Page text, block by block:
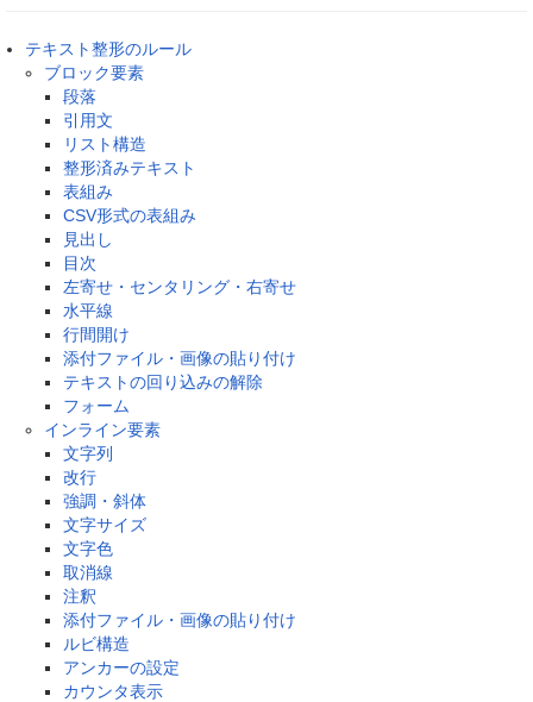
テキスト整形のルール
ブロック要素
段落
引用文
リスト構造
整形済みテキスト
表組み
CSV形式の表組み
見出し
目次
左寄せ・センタリング・右寄せ
水平線
行間開け
添付ファイル・画像の貼り付け
テキストの回り込みの解除
フォーム
インライン要素
文字列
改行
強調・斜体
文字サイズ
文字色
取消線
注釈
添付ファイル・画像の貼り付け
ルビ構造
アンカーの設定
カウンタ表示